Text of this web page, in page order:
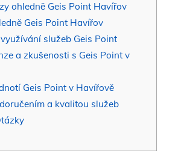
ohledně Geis Point Havířov
Geis Point Havířov
služeb Geis Point
a zkušenosti s Geis Point v
Geis Point v Havířově
a kvalitou služeb